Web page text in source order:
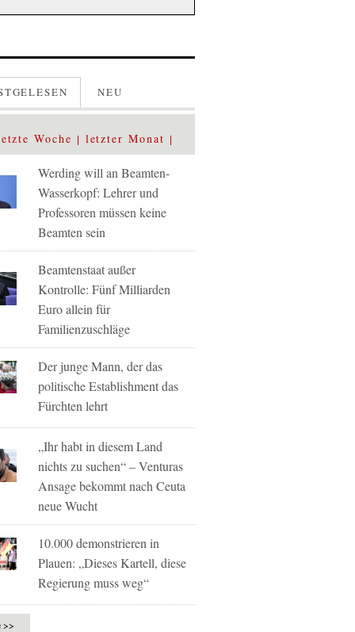
NEU
Woche letzter Monat
Werding will an Beamten-
Wasserkopf: Lehrer und
Professoren müssen keine
Beamten sein
Beamtenstaat außer
Kontrolle: Fünf Milliarden
Euro allein für
Familienzuschläge
Der junge Mann, der das
politische Establishment das
Fürchten lehrt
„Ihr habt in diesem Land
nichts zu suchen“ – Venturas
Ansage bekommt nach Ceuta
neue Wucht
10.000 demonstrieren in
Plauen: „Dieses Kartell, diese
Regierung muss weg“
>>